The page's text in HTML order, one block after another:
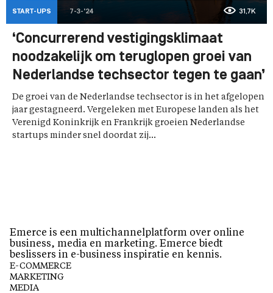
START-UPS 7-3-'24 31,7K
‘Concurrerend vestigingsklimaat
noodzakelijk om teruglopen groei van
Nederlandse techsector tegen te gaan’
De groei van de Nederlandse techsector is in het afgelopen
jaar gestagneerd. Vergeleken met Europese landen als het
Verenigd Koninkrijk en Frankrijk groeien Nederlandse
startups minder snel doordat zij...
Emerce is een multichannelplatform over online
business, media en marketing. Emerce biedt
beslissers in e-business inspiratie en kennis.
E-COMMERCE
MARKETING
MEDIA